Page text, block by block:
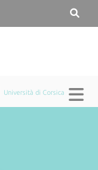
Università di Corsica